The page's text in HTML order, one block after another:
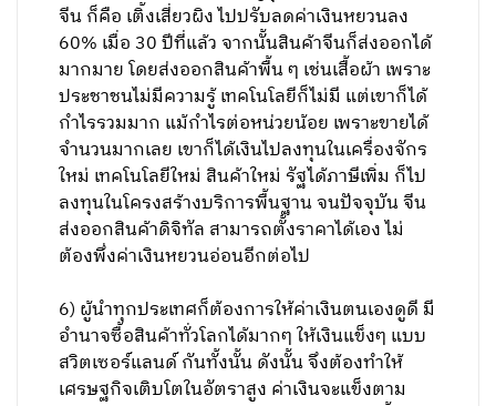
จีน ก็คือ เติ้งเสี่ยวผิง ไปปรับลดค่าเงินหยวนลง
60% เมื่อ 30 ปีที่แล้ว จากนั้นสินค้าจีนก็ส่งออกได้
มากมาย โดยส่งออกสินค้าพื้น ๆ เช่นเสื้อผ้า เพราะ
ประชาชนไม่มีความรู้ เทคโนโลยีก็ไม่มี แต่เขาก็ได้
กำไรรวมมาก แม้กำไรต่อหน่วยน้อย เพราะขายได้
จำนวนมากเลย เขาก็ได้เงินไปลงทุนในเครื่องจักร
ใหม่ เทคโนโลยีใหม่ สินค้าใหม่ รัฐได้ภาษีเพิ่ม ก็ไป
ลงทุนในโครงสร้างบริการพื้นฐาน จนปัจจุบัน จีน
ส่งออกสินค้าดิจิทัล สามารถตั้งราคาได้เอง ไม่
ต้องพึ่งค่าเงินหยวนอ่อนอีกต่อไป
6) ผู้นำทุกประเทศก็ต้องการให้ค่าเงินตนเองดูดี มี
อำนาจซื้อสินค้าทั่วโลกได้มากๆ ให้เงินแข็งๆ แบบ
สวิตเซอร์แลนด์ กันทั้งนั้น ดังนั้น จึงต้องทำให้
เศรษฐกิจเติบโตในอัตราสูง ค่าเงินจะแข็งตาม